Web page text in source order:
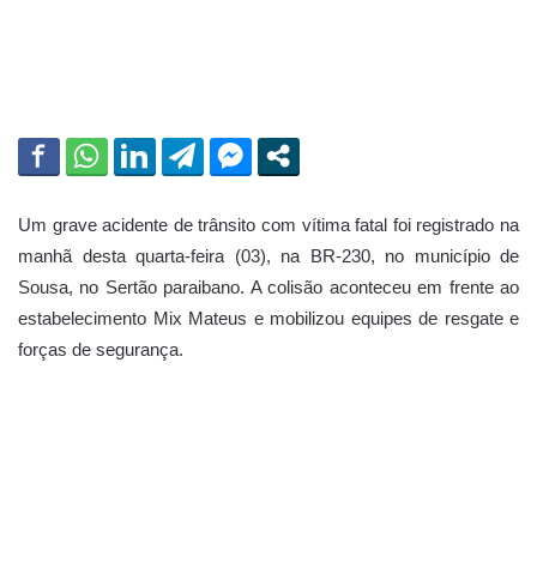
Um grave acidente de trânsito com vítima fatal foi registrado na
manhã desta quarta-feira (03), na BR-230, no município de
Sousa, no Sertão paraibano. A colisão aconteceu em frente ao
estabelecimento Mix Mateus e mobilizou equipes de resgate e
forças de segurança.